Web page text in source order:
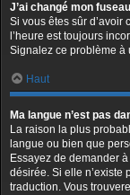
J’ai changé mon
Si vous êtes sûr d’avoir
l’heure est toujours
Signalez ce problème à
Haut
Ma langue n’est pas
La raison la plus
langue ou bien que
Essayez de demander
désirée. Si elle n’existe
traduction. Vous